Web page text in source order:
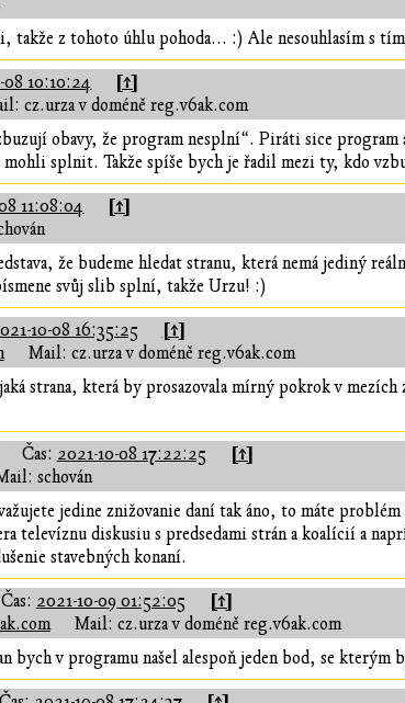
z tohoto úhlu pohoda... :) Ale nesouhlasím s
08 10:10:24 [↑]
cz.urza v doméně reg.v6ak.com
obavy, že program nesplní“. Piráti sice
splnit. Takže spíše bych je řadil mezi ty, kdo
11:08:04 [↑]
že budeme hledat stranu, která nemá jediný
svůj slib splní, takže Urzu! :)
10-08 16:35:25 [↑]
Mail: cz.urza v doméně reg.v6ak.com
strana, která by prosazovala mírný pokrok v
Čas: 2021-10-08 17:22:25 [↑]
schován
jedine znižovanie daní tak áno, to máte
televíznu diskusiu s predsedami strán a koalícií a
stavebných konaní.
Čas: 2021-10-09 01:52:05 [↑]
Mail: cz.urza v doméně reg.v6ak.com
bych v programu našel alespoň jeden bod, se kterým